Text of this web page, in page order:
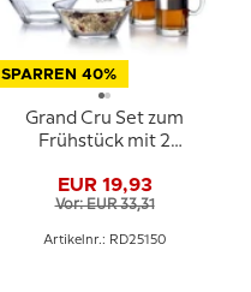
SPARREN 40%
Grand Cru Set zum
Frühstück mit 2
Heiße Trinkgläser,
Rosendahl
EUR 19,93
Vor: EUR 33,31
Artikelnr.: RD25150